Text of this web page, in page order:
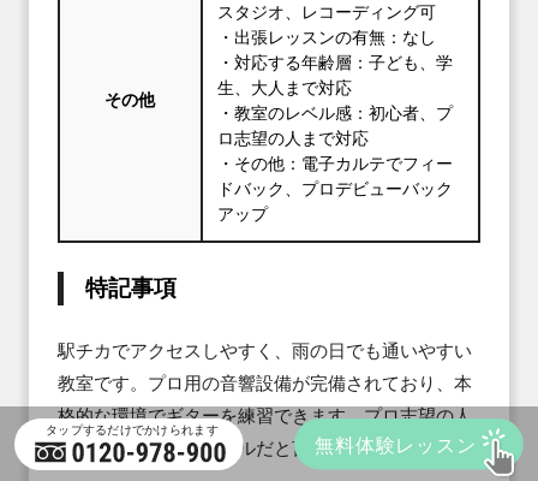
その他
スタジオ、レコーディング可
・出張レッスンの有無：なし
・対応する年齢層：子ども、学
生、大人まで対応
・教室のレベル感：初心者、プ
ロ志望の人まで対応
・その他：電子カルテでフィー
ドバック、プロデビューバック
アップ
特記事項
駅チカでアクセスしやすく、雨の日でも通いやすい
教室です。プロ用の音響設備が完備されており、本
格的な環境でギターを練習できます。プロ志望の人
にもピッタリのスクールだと言えるでしょう。